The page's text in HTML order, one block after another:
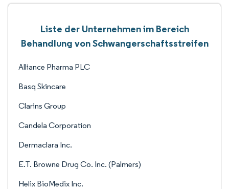
Liste der Unternehmen im Bereich
Behandlung von Schwangerschaftsstreifen
Alliance Pharma PLC
Basq Skincare
Clarins Group
Candela Corporation
Dermaclara Inc.
E.T. Browne Drug Co. Inc. (Palmers)
Helix BioMedix Inc.